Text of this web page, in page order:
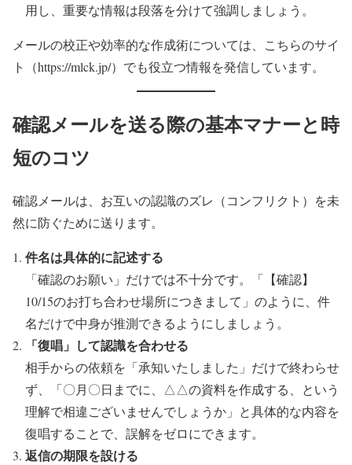
用し、重要な情報は段落を分けて強調しましょう。
メールの校正や効率的な作成術については、こちらのサイ
ト（https://mlck.jp/）でも役立つ情報を発信しています。
確認メールを送る際の基本マナーと時
短のコツ
確認メールは、お互いの認識のズレ（コンフリクト）を未
然に防ぐために送ります。
件名は具体的に記述する
「確認のお願い」だけでは不十分です。「【確認】
10/15のお打ち合わせ場所につきまして」のように、件
名だけで中身が推測できるようにしましょう。
「復唱」して認識を合わせる
相手からの依頼を「承知いたしました」だけで終わらせ
ず、「〇月〇日までに、△△の資料を作成する、という
理解で相違ございませんでしょうか」と具体的な内容を
復唱することで、誤解をゼロにできます。
返信の期限を設ける